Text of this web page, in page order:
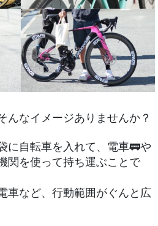
なイメージありませんか？
に自転車を入れて、電車🚃や
関を使って持ち運ぶことで
車など、行動範囲がぐんと広